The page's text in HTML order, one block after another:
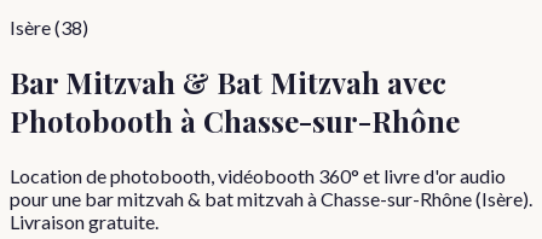
Isère (38)
Bar Mitzvah & Bat Mitzvah avec
Photobooth à Chasse-sur-Rhône
Location de photobooth, vidéobooth 360° et livre d'or audio
pour une bar mitzvah & bat mitzvah à Chasse-sur-Rhône (Isère).
Livraison gratuite.